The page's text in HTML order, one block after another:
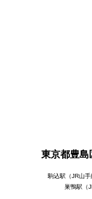
東京都豊島
駒込駅（JR山
巣鴨駅（